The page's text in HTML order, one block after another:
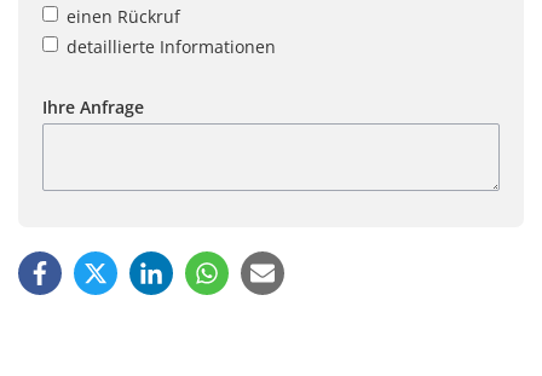
einen Rückruf
detaillierte Informationen
Ihre Anfrage